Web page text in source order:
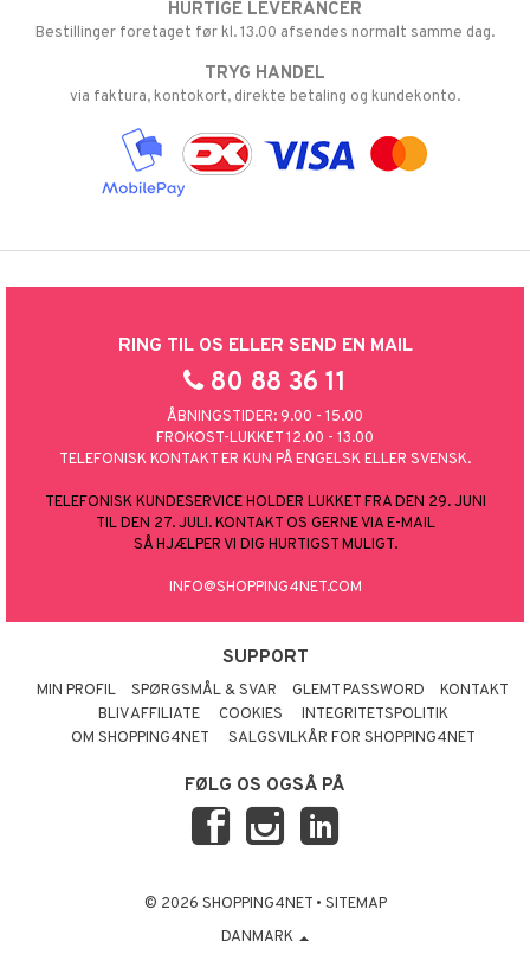
HURTIGE LEVERANCER
Bestillinger foretaget før kl. 13.00 afsendes normalt samme dag.
TRYG HANDEL
via faktura, kontokort, direkte betaling og kundekonto.
RING TIL OS ELLER SEND EN MAIL
80 88 36 11
ÅBNINGSTIDER: 9.00 - 15.00
FROKOST-LUKKET 12.00 - 13.00
TELEFONISK KONTAKT ER KUN PÅ ENGELSK ELLER SVENSK.
TELEFONISK KUNDESERVICE HOLDER LUKKET FRA DEN 29. JUNI
TIL DEN 27. JULI. KONTAKT OS GERNE VIA E-MAIL
SÅ HJÆLPER VI DIG HURTIGST MULIGT.
INFO@SHOPPING4NET.COM
SUPPORT
MIN PROFIL SPØRGSMÅL & SVAR GLEMT PASSWORD
KONTAKT
BLIV AFFILIATE
COOKIES
INTEGRITETSPOLITIK
OM SHOPPING4NET
SALGSVILKÅR FOR SHOPPING4NET
FØLG OS OGSÅ PÅ
© 2026 SHOPPING4NET • SITEMAP
DANMARK